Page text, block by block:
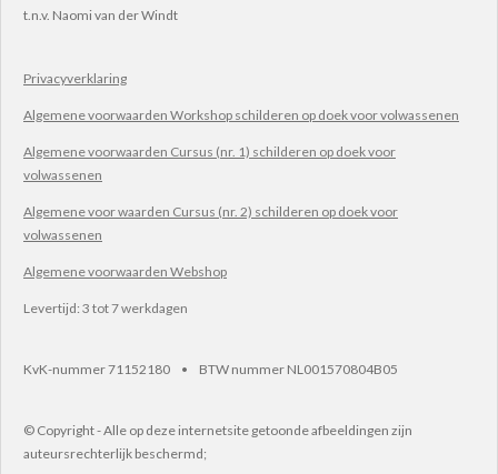
t.n.v. Naomi van der Windt
Privacyverklaring
Algemene voorwaarden Workshop schilderen op doek voor volwassenen
Algemene voorwaarden Cursus (nr. 1) schilderen op doek voor
volwassenen
Algemene voor waarden Cursus (nr. 2) schilderen op doek voor
volwassenen
Algemene voorwaarden Webshop
Levertijd: 3 tot 7 werkdagen
KvK-nummer 71152180 • BTW nummer NL001570804B05
© Copyright - Alle op deze internetsite getoonde afbeeldingen zijn
auteursrechterlijk beschermd;